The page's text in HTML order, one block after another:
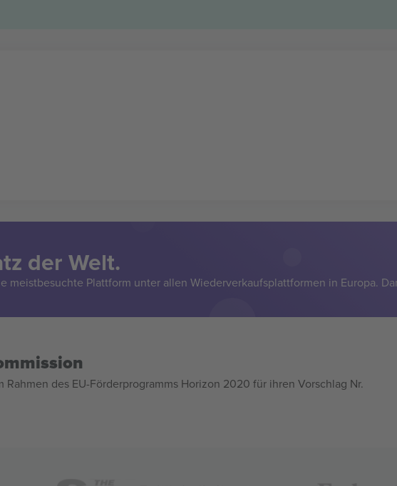
der Welt.
meistbesuchte Plattform unter allen Wiederverkaufsplattformen in Europa.
des EU-Förderprogramms Horizon 2020 für ihren Vorschlag Nr.